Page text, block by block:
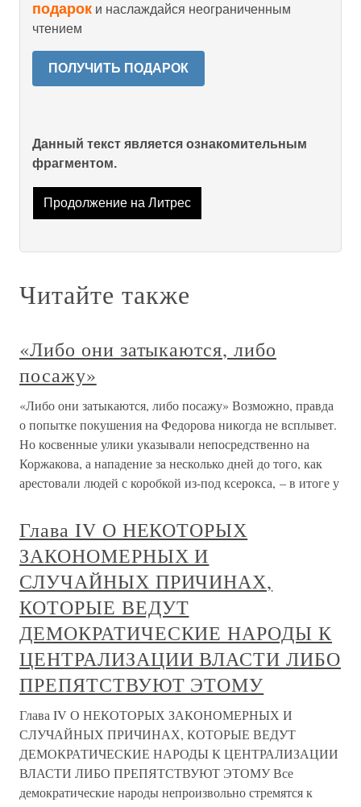
подарок и наслаждайся неограниченным
чтением
ПОЛУЧИТЬ ПОДАРОК
Данный текст является ознакомительным
фрагментом.
Продолжение на Литрес
Читайте также
«Либо они затыкаются, либо
посажу»
«Либо они затыкаются, либо посажу» Возможно, правда
о попытке покушения на Федорова никогда не всплывет.
Но косвенные улики указывали непосредственно на
Коржакова, а нападение за несколько дней до того, как
арестовали людей с коробкой из-под ксерокса, – в итоге у
Глава IV О НЕКОТОРЫХ
ЗАКОНОМЕРНЫХ И
СЛУЧАЙНЫХ ПРИЧИНАХ,
КОТОРЫЕ ВЕДУТ
ДЕМОКРАТИЧЕСКИЕ НАРОДЫ К
ЦЕНТРАЛИЗАЦИИ ВЛАСТИ ЛИБО
ПРЕПЯТСТВУЮТ ЭТОМУ
Глава IV О НЕКОТОРЫХ ЗАКОНОМЕРНЫХ И
СЛУЧАЙНЫХ ПРИЧИНАХ, КОТОРЫЕ ВЕДУТ
ДЕМОКРАТИЧЕСКИЕ НАРОДЫ К ЦЕНТРАЛИЗАЦИИ
ВЛАСТИ ЛИБО ПРЕПЯТСТВУЮТ ЭТОМУ Все
демократические народы непроизвольно стремятся к